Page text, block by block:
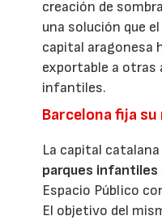
creación de
una solución que
capital aragonesa
exportable a otras
infantiles.
Barcelona fija
La capital
parques infantiles
Espacio Público
El objetivo del